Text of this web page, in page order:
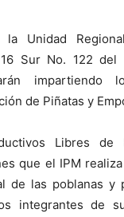
Unidad
Sur No. 122 del
impartiendo
de Piñatas y
Libres de
que el IPM
de las poblanas y
integrantes de